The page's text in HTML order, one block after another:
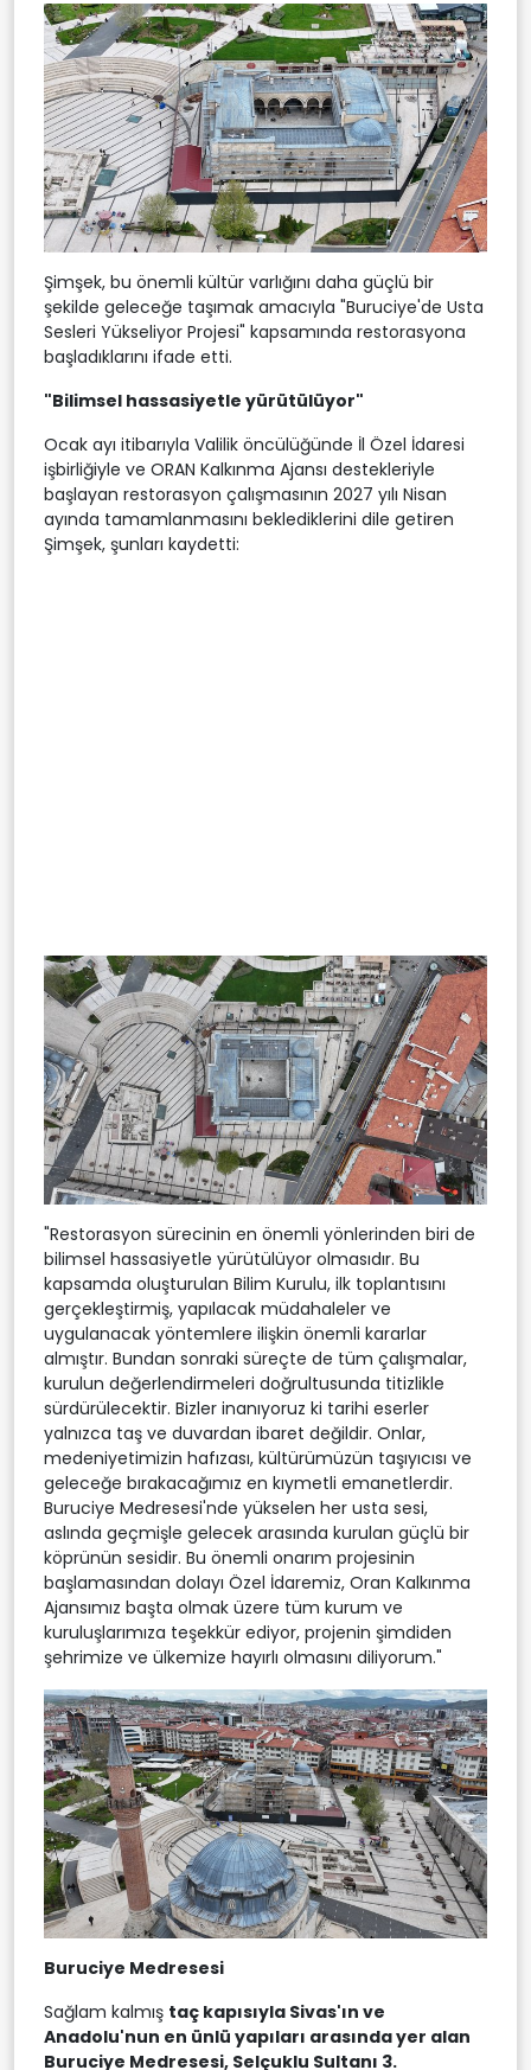
Şimşek, bu önemli kültür varlığını daha güçlü bir
şekilde geleceğe taşımak amacıyla "Buruciye'de Usta
Sesleri Yükseliyor Projesi" kapsamında restorasyona
başladıklarını ifade etti.
"Bilimsel hassasiyetle yürütülüyor"
Ocak ayı itibarıyla Valilik öncülüğünde İl Özel İdaresi
işbirliğiyle ve ORAN Kalkınma Ajansı destekleriyle
başlayan restorasyon çalışmasının 2027 yılı Nisan
ayında tamamlanmasını beklediklerini dile getiren
Şimşek, şunları kaydetti:
"Restorasyon sürecinin en önemli yönlerinden biri de
bilimsel hassasiyetle yürütülüyor olmasıdır. Bu
kapsamda oluşturulan Bilim Kurulu, ilk toplantısını
gerçekleştirmiş, yapılacak müdahaleler ve
uygulanacak yöntemlere ilişkin önemli kararlar
almıştır. Bundan sonraki süreçte de tüm çalışmalar,
kurulun değerlendirmeleri doğrultusunda titizlikle
sürdürülecektir. Bizler inanıyoruz ki tarihi eserler
yalnızca taş ve duvardan ibaret değildir. Onlar,
medeniyetimizin hafızası, kültürümüzün taşıyıcısı ve
geleceğe bırakacağımız en kıymetli emanetlerdir.
Buruciye Medresesi'nde yükselen her usta sesi,
aslında geçmişle gelecek arasında kurulan güçlü bir
köprünün sesidir. Bu önemli onarım projesinin
başlamasından dolayı Özel İdaremiz, Oran Kalkınma
Ajansımız başta olmak üzere tüm kurum ve
kuruluşlarımıza teşekkür ediyor, projenin şimdiden
şehrimize ve ülkemize hayırlı olmasını diliyorum."
Buruciye Medresesi
Sağlam kalmış taç kapısıyla Sivas'ın ve
Anadolu'nun en ünlü yapıları arasında yer alan
Buruciye Medresesi, Selçuklu Sultanı 3.